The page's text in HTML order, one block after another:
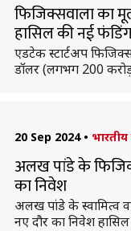
फिजिक्सवाला का
हासिल की नई
एडटेक स्टार्टअप
डॉलर (लगभग 200
20 Sep 2024 • भारतीय
अलख पांडे के
का निवेश
अलख पांडे के स्वामित्व
नए दौर का निवेश